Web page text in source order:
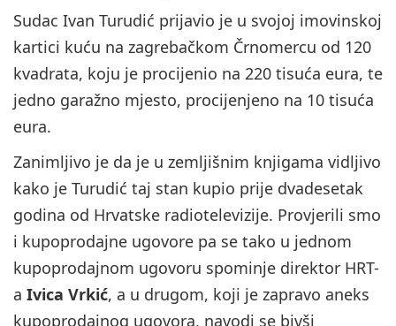
Sudac Ivan Turudić prijavio je u svojoj imovinskoj
kartici kuću na zagrebačkom Črnomercu od 120
kvadrata, koju je procijenio na 220 tisuća eura, te
jedno garažno mjesto, procijenjeno na 10 tisuća
eura.
Zanimljivo je da je u zemljišnim knjigama vidljivo
kako je Turudić taj stan kupio prije dvadesetak
godina od Hrvatske radiotelevizije. Provjerili smo
i kupoprodajne ugovore pa se tako u jednom
kupoprodajnom ugovoru spominje direktor HRT-
a Ivica Vrkić, a u drugom, koji je zapravo aneks
kupoprodajnog ugovora, navodi se bivši